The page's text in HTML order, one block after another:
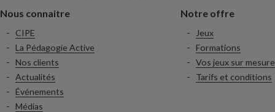
Nous connaitre
CIPE
La Pédagogie Active
Nos clients
Actualités
Événements
Médias
Notre offre
Jeux
Formations
Vos jeux sur mesure
Tarifs et conditions